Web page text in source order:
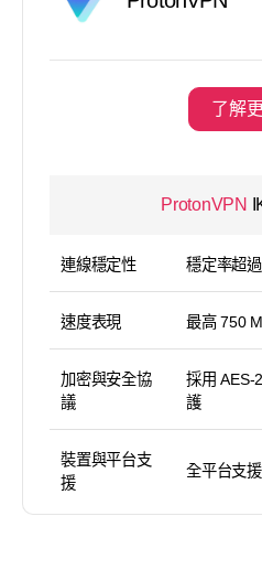
了解
ProtonVPN
連線穩定性 穩定率超
速度表現 最高 750
加密與安全協
議
採用 AES-
護
裝置與平台支
援
全平台支援